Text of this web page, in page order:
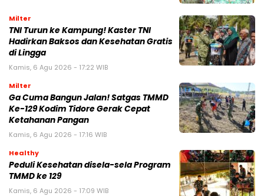
Milter
TNI Turun ke Kampung! Kaster TNI
Hadirkan Baksos dan Kesehatan Gratis
di Lingga
Kamis, 6 Agu 2026 - 17:22 WIB
Milter
Ga Cuma Bangun Jalan! Satgas TMMD
Ke-129 Kodim Tidore Gerak Cepat
Ketahanan Pangan
Kamis, 6 Agu 2026 - 17:16 WIB
Healthy
Peduli Kesehatan disela-sela Program
TMMD ke 129
Kamis, 6 Agu 2026 - 17:09 WIB